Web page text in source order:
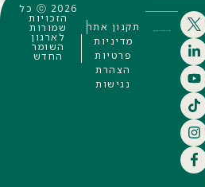
תקנון אתר
מדיניות
פרטיות
הצהרת
נגישות
ⓒ 2026 כל
הזכויות
שמורות
לארגון
השומר
החדש